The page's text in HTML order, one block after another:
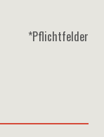
*Pflichtfelder